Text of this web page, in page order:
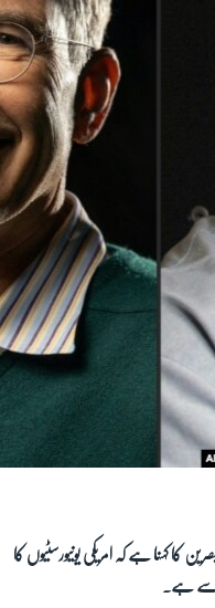
کا کہنا ہے کہ امریکی یونیورسٹیوں کا
سے ہے۔